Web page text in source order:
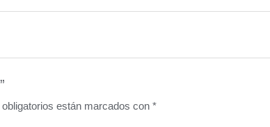
están marcados con*